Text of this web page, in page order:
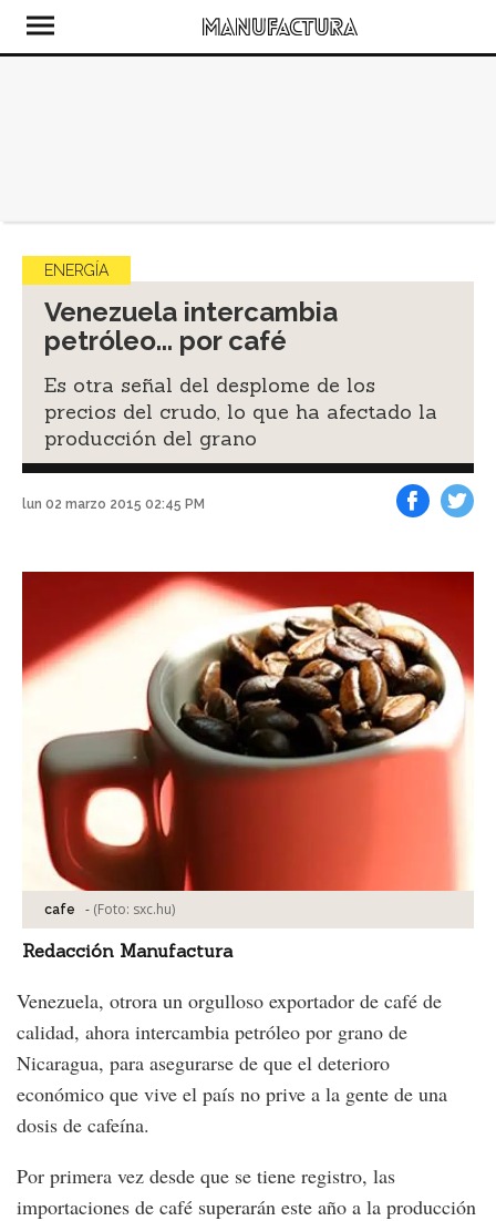
ENERGÍA
Venezuela intercambia
petróleo... por café
Es otra señal del desplome de los
precios del crudo, lo que ha afectado la
producción del grano
lun 02 marzo 2015 02:45 PM
cafe - (Foto: sxc.hu)
Redacción Manufactura
Venezuela, otrora un orgulloso exportador de café de
calidad, ahora intercambia petróleo por grano de
Nicaragua, para asegurarse de que el deterioro
económico que vive el país no prive a la gente de una
dosis de cafeína.
Por primera vez desde que se tiene registro, las
importaciones de café superarán este año a la producción